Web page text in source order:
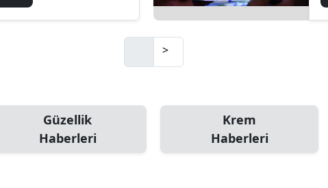
>
Güzellik
Haberleri
Krem
Haberleri